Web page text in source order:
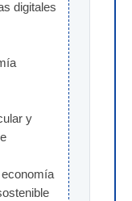
digitales
y